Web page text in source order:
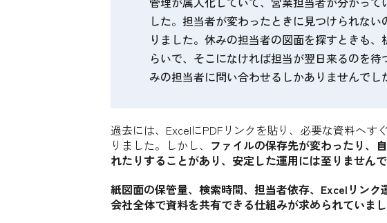
した。担当者が変わったときに見つけられな
りました。休みの担当者の図面を探すときも、
らいで、そこになければ担当が翌日来るのを
みの担当者に問い合わせるしかありませんでし
過去には、ExcelにPDFリンクを貼り、必要な資料へす
りました。しかし、 ファイルの保存先が変わったり、
れたりすることがあり、安定した運用には至りません
紙図面の保管量、検索時間、担当者依存、Excelリンク
会社全体で資料を共有できる仕組みが求められていまし